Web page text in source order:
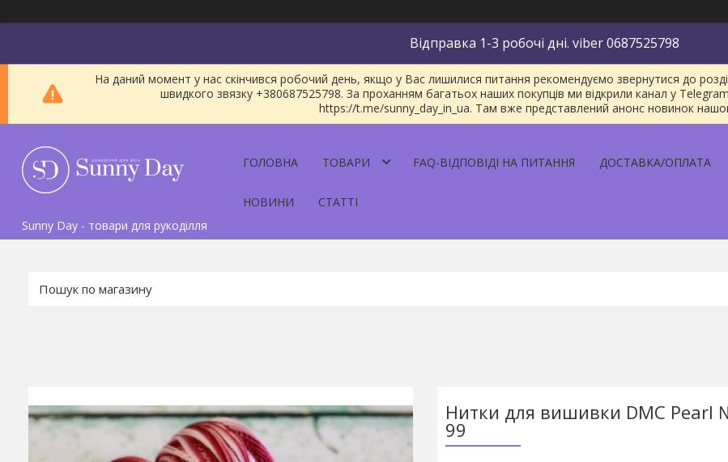
Відправка 1-3 робочі дні. viber 0687525798
На даний момент у нас скінчився робочий день, якщо у Вас лишилися питання рекомендуємо звернутися до
швидкого звязку +380687525798. За проханням багатьох наших покупців ми відкрили канал у
https://t.me/sunny_day_in_ua. Там вже представлений анонс новинок
Sunny Day - товари для рукоділля
ГОЛОВНА ТОВАРИ FAQ-ВІДПОВІДІ НА ПИТАННЯ ДОСТАВКА/ОПЛАТА
НОВИНИ СТАТТІ
Нитки для вишивки DMC Pearl
99